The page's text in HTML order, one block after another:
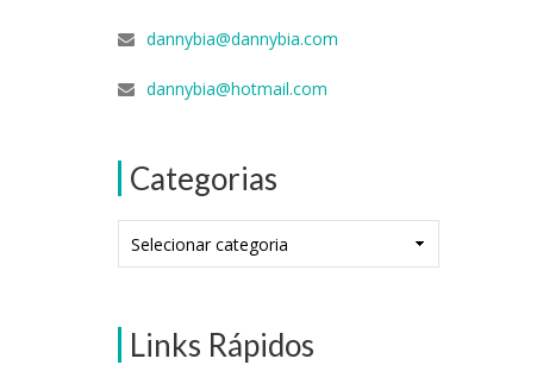
dannybia@dannybia.com
dannybia@hotmail.com
Categorias
Links Rápidos